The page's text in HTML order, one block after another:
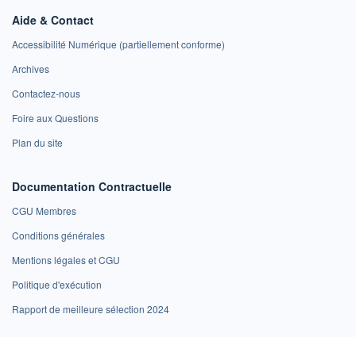
Aide & Contact
Accessibilité Numérique (partiellement conforme)
Archives
Contactez-nous
Foire aux Questions
Plan du site
Documentation Contractuelle
CGU Membres
Conditions générales
Mentions légales et CGU
Politique d'exécution
Rapport de meilleure sélection 2024